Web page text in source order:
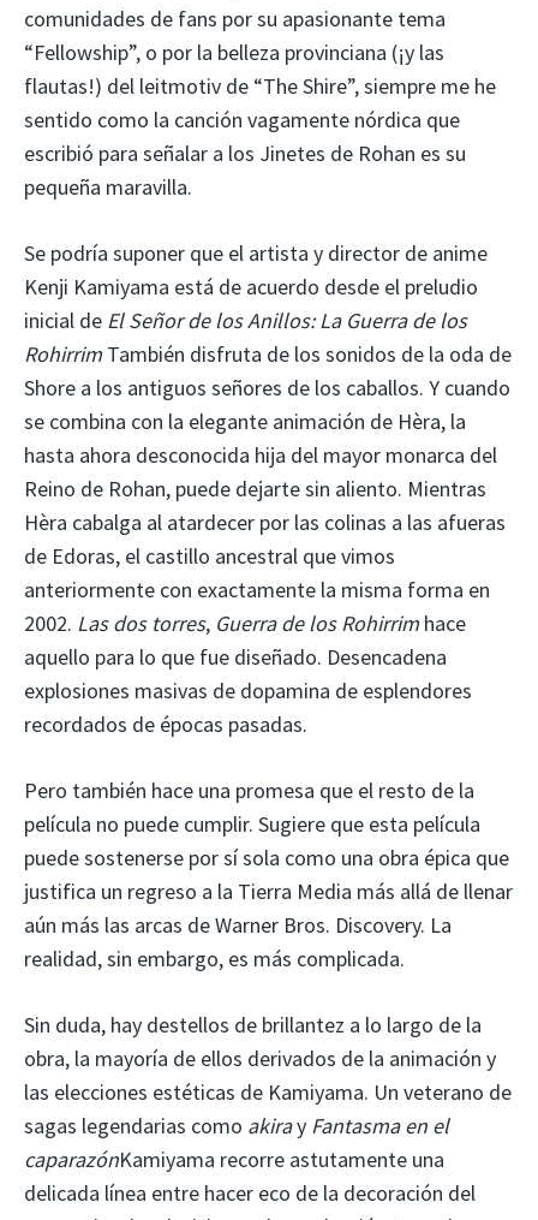
comunidades de fans por su apasionante tema
“Fellowship”, o por la belleza provinciana (¡y las
flautas!) del leitmotiv de “The Shire”, siempre me he
sentido como la canción vagamente nórdica que
escribió para señalar a los Jinetes de Rohan es su
pequeña maravilla.
Se podría suponer que el artista y director de anime
Kenji Kamiyama está de acuerdo desde el preludio
inicial de El Señor de los Anillos: La Guerra de los
Rohirrim También disfruta de los sonidos de la oda de
Shore a los antiguos señores de los caballos. Y cuando
se combina con la elegante animación de Hèra, la
hasta ahora desconocida hija del mayor monarca del
Reino de Rohan, puede dejarte sin aliento. Mientras
Hèra cabalga al atardecer por las colinas a las afueras
de Edoras, el castillo ancestral que vimos
anteriormente con exactamente la misma forma en
2002. Las dos torres, Guerra de los Rohirrim hace
aquello para lo que fue diseñado. Desencadena
explosiones masivas de dopamina de esplendores
recordados de épocas pasadas.
Pero también hace una promesa que el resto de la
película no puede cumplir. Sugiere que esta película
puede sostenerse por sí sola como una obra épica que
justifica un regreso a la Tierra Media más allá de llenar
aún más las arcas de Warner Bros. Discovery. La
realidad, sin embargo, es más complicada.
Sin duda, hay destellos de brillantez a lo largo de la
obra, la mayoría de ellos derivados de la animación y
las elecciones estéticas de Kamiyama. Un veterano de
sagas legendarias como akiray Fantasma en el
caparazónKamiyama recorre astutamente una
delicada línea entre hacer eco de la decoración del